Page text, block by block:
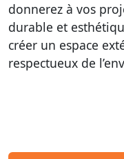
donnerez à vos
durable et
créer un espace
respectueux de